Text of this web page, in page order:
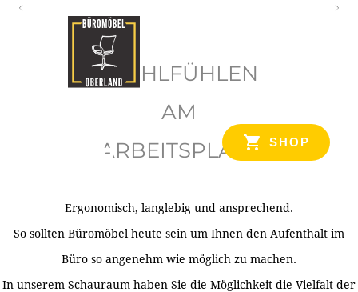
SHOP
WOHLFÜHLEN
AM
ARBEITSPLATZ
Ergonomisch, langlebig und ansprechend.
So sollten Büromöbel heute sein um Ihnen den Aufenthalt im
Büro so angenehm wie möglich zu machen.
In unserem Schauraum haben Sie die Möglichkeit die Vielfalt der